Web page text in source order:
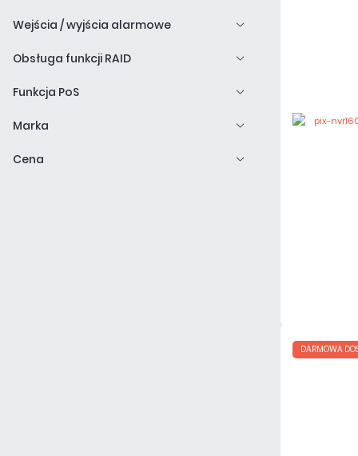
Wejścia / wyjścia alarmowe
Obsługa funkcji RAID
Funkcja PoS
Marka
Cena
DARMOWA